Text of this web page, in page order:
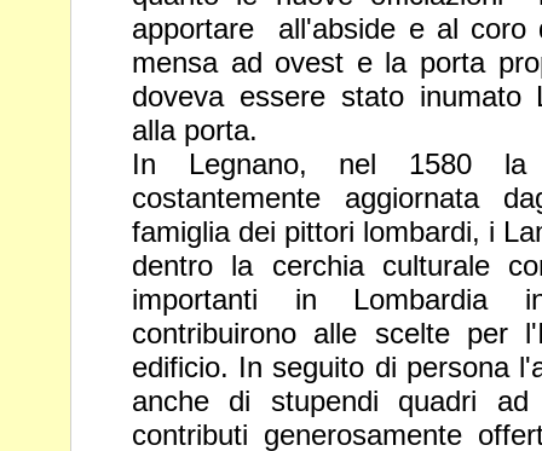
apportare all'abside e al coro
mensa ad ovest e la porta
doveva essere stato inumato
alla porta.
In Legnano, nel 1580 la
costantemente aggiornata
famiglia dei pittori lombardi, i
dentro la cerchia culturale
importanti in Lombardia
contribuirono alle scelte per
edificio. In seguito di persona
anche di stupendi quadri
contributi generosamente